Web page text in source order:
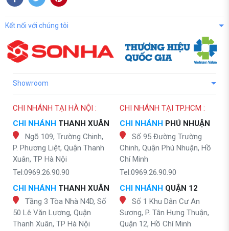
Kết nối với chúng tôi
Showroom
CHI NHÁNH TẠI HÀ NỘI :
CHI NHÁNH THANH XUÂN
Ngõ 109, Trường Chinh,
P. Phương Liệt, Quận Thanh
Xuân, TP Hà Nội
Tel:0969.26.90.90
CHI NHÁNH THANH XUÂN
Tầng 3 Tòa Nhà N4D, Số
50 Lê Văn Lương, Quận
Thanh Xuân, TP Hà Nội
CHI NHÁNH TẠI TP.HCM :
CHI NHÁNH PHÚ NHUẬN
Số 95 Đường Trường
Chinh, Quận Phú Nhuận, Hồ
Chí Minh
Tel:0969.26.90.90
CHI NHÁNH QUẬN 12
Số 1 Khu Dân Cư An
Sương, P. Tân Hưng Thuận,
Quận 12, Hồ Chí Minh